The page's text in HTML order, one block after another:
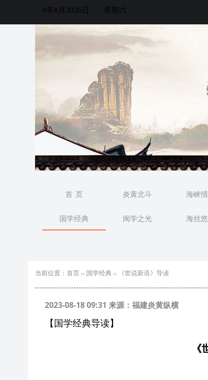
8年8月2026日 星期六
首 页 炎黄北斗 海峡
国学经典 闽学之光 海丝
当前位置： 首页 ›› 国学经典 ›› 《世说新语》导读
2023-08-18 09:31 来源：福建炎黄纵横
【国学经典导读】